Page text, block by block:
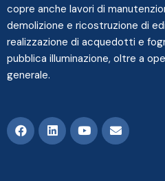
copre anche lavori di
demolizione e ricostruzione di
realizzazione di acquedotti e
pubblica illuminazione, oltre a
generale.